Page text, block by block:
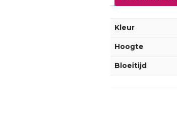
Kleur
Hoogte
Bloeitijd